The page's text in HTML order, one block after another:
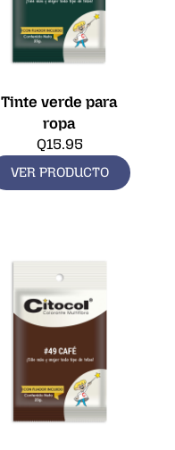
Tinte verde para
ropa
Q15.95
VER PRODUCTO